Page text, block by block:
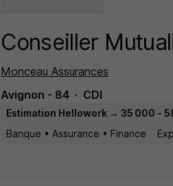
Conseiller
Monceau Assurances
Avignon - 84
CDI
Estimation Hellowork → 35 000 -
Banque • Assurance • Finance